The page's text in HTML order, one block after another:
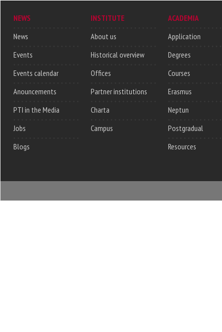
NEWS
News
Events
Events calendar
Anouncements
PTI in the Media
Jobs
Blogs
INSTITUTE
About us
Historical overview
Offices
Partner institutions
Charta
Campus
ACADEMIA
Application
Degrees
Courses
Erasmus
Neptun
Postgradual
Resources